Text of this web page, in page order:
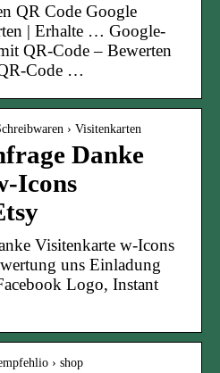
QR Code Google
| Erhalte … Google-
QR-Code – Bewerten
Code …
› Visitenkarten
Danke
Icons
Visitenkarte w-Icons
uns Einladung
Logo, Instant
› shop